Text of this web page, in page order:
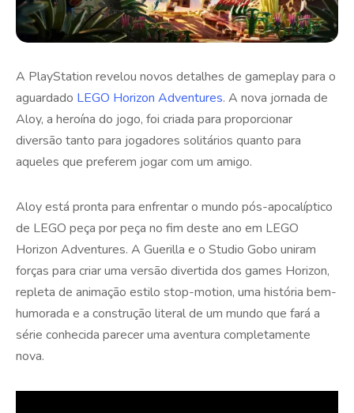
A PlayStation revelou novos detalhes de gameplay para o
aguardado LEGO Horizon Adventures. A nova jornada de
Aloy, a heroína do jogo, foi criada para proporcionar
diversão tanto para jogadores solitários quanto para
aqueles que preferem jogar com um amigo.
Aloy está pronta para enfrentar o mundo pós-apocalíptico
de LEGO peça por peça no fim deste ano em LEGO
Horizon Adventures. A Guerilla e o Studio Gobo uniram
forças para criar uma versão divertida dos games Horizon,
repleta de animação estilo stop-motion, uma história bem-
humorada e a construção literal de um mundo que fará a
série conhecida parecer uma aventura completamente
nova.